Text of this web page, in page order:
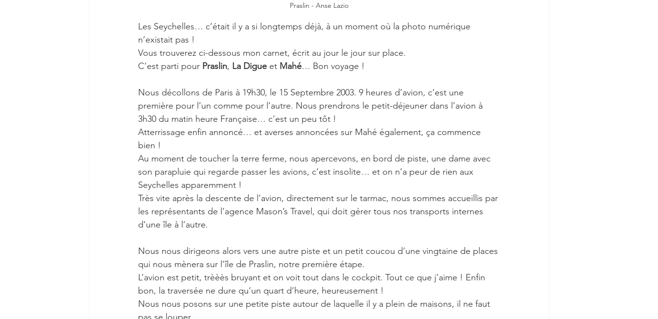
Praslin - Anse Lazio
Les Seychelles… c’était il y a si longtemps déjà, à un moment où la photo numérique
n’existait pas !
Vous trouverez ci-dessous mon carnet, écrit au jour le jour sur place.
C’est parti pour Praslin, La Digue et Mahé… Bon voyage !
Nous décollons de Paris à 19h30, le 15 Septembre 2003. 9 heures d’avion, c’est une
première pour l’un comme pour l’autre. Nous prendrons le petit-déjeuner dans l’avion à
3h30 du matin heure Française… c’est un peu tôt !
Atterrissage enfin annoncé… et averses annoncées sur Mahé également, ça commence
bien !
Au moment de toucher la terre ferme, nous apercevons, en bord de piste, une dame avec
son parapluie qui regarde passer les avions, c’est insolite… et on n’a peur de rien aux
Seychelles apparemment !
Très vite après la descente de l’avion, directement sur le tarmac, nous sommes accueillis par
les représentants de l’agence Mason’s Travel, qui doit gérer tous nos transports internes
d’une île à l’autre.
Nous nous dirigeons alors vers une autre piste et un petit coucou d’une vingtaine de places
qui nous mènera sur l’île de Praslin, notre première étape.
L’avion est petit, trèèès bruyant et on voit tout dans le cockpit. Tout ce que j’aime ! Enfin
bon, la traversée ne dure qu’un quart d’heure, heureusement !
Nous nous posons sur une petite piste autour de laquelle il y a plein de maisons, il ne faut